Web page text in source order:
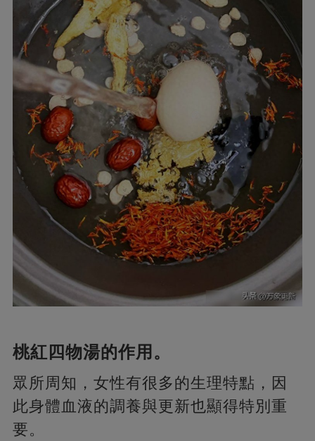
桃紅四物湯的作用。
眾所周知，女性有很多的生理特點，因
此身體血液的調養與更新也顯得特別重
要。